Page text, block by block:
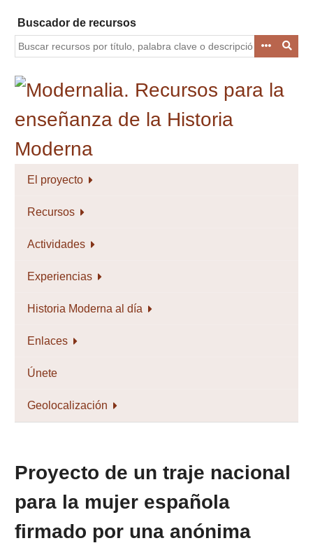
contenido
principal
Buscador de recursos
El proyecto
Recursos
Actividades
Experiencias
Historia Moderna al día
Enlaces
Únete
Geolocalización
Proyecto de un traje nacional
para la mujer española
firmado por una anónima